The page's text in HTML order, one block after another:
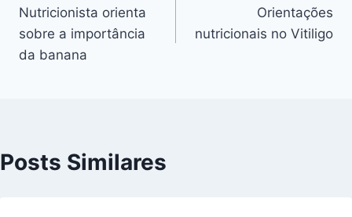
de
Post
Nutricionista orienta
sobre a importância
da banana
Orientações
nutricionais no Vitiligo
Posts Similares